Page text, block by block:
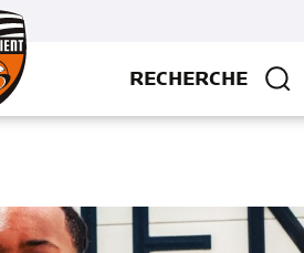
RECHERCHE